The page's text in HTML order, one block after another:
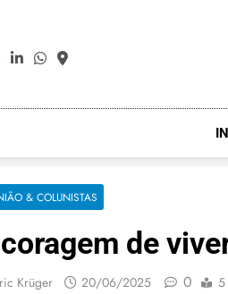
& COLUNISTAS
de
Krüger 20/06/2025 0 5